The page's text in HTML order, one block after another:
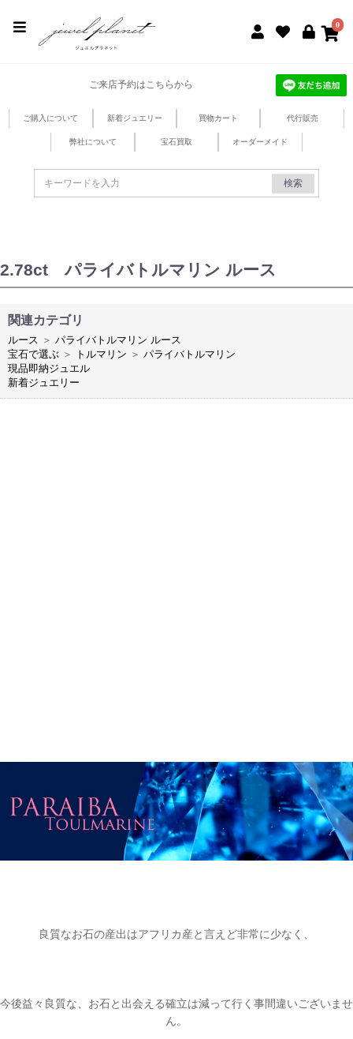
0
ご来店予約はこちらから
ご購入について 新着ジュエリー 買物カート 代行販売
弊社について 宝石買取 オーダーメイド
検索
2.78ct パライバトルマリン ルース
関連カテゴリ
ルース ＞ パライバトルマリン ルース
宝石で選ぶ ＞ トルマリン ＞ パライバトルマリン
現品即納ジュエル
新着ジュエリー
良質なお石の産出はアフリカ産と言えど非常に少なく、
今後益々良質な、お石と出会える確立は減って行く事間違いございませ
ん。